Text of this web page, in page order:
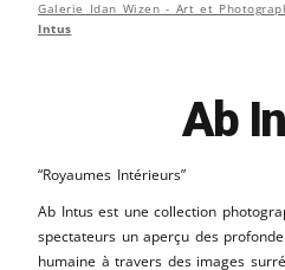
Galerie Idan Wizen - Art et
Intus
Ab
“Royaumes Intérieurs”
Ab Intus est une collection
spectateurs un aperçu des
humaine à travers des images